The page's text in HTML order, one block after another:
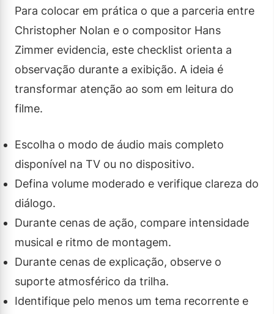
Para colocar em prática o que a parceria entre
Christopher Nolan e o compositor Hans
Zimmer evidencia, este checklist orienta a
observação durante a exibição. A ideia é
transformar atenção ao som em leitura do
filme.
Escolha o modo de áudio mais completo
disponível na TV ou no dispositivo.
Defina volume moderado e verifique clareza do
diálogo.
Durante cenas de ação, compare intensidade
musical e ritmo de montagem.
Durante cenas de explicação, observe o
suporte atmosférico da trilha.
Identifique pelo menos um tema recorrente e